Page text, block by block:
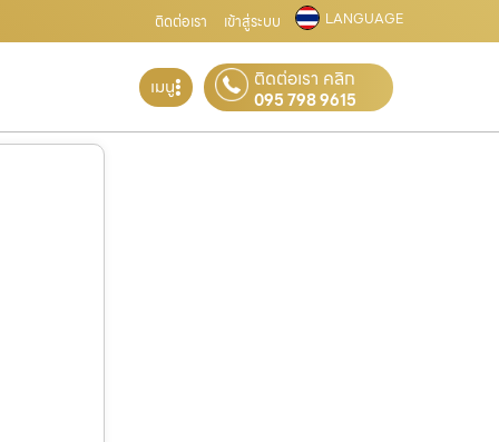
ติดต่อเรา เข้าสู่ระบบ LANGUAGE
เมนู ติดต่อเรา คลิก
095 798 9615